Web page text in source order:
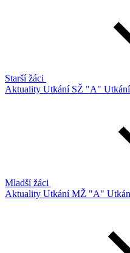
Starší žáci
Aktuality Utkání SŽ "A"
Mladší žáci
Aktuality Utkání MŽ "A"